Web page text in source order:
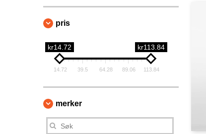
pris
kr14.72 kr113.84
14.72 39.5 64.28 89.06 113.84
merker